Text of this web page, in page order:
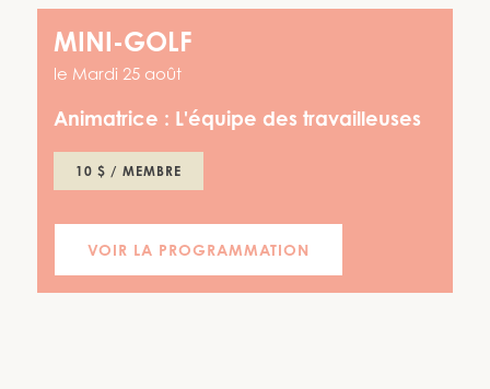
MINI-GOLF
le Mardi 25 août
Animatrice : L'équipe des travailleuses
10 $ / MEMBRE
VOIR LA PROGRAMMATION